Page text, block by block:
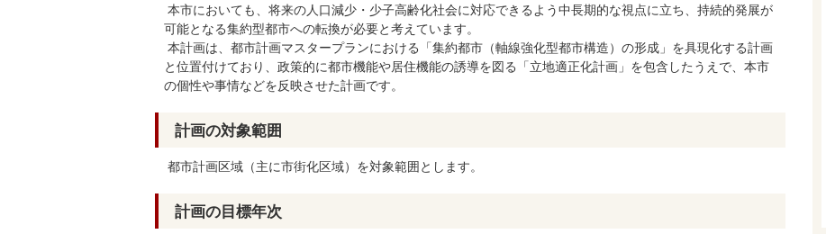
本市においても、将来の人口減少・少子高齢化社会に対応できるよう中長期的な視点に立ち、持続的発展が
可能となる集約型都市への転換が必要と考えています。
本計画は、都市計画マスタープランにおける「集約都市（軸線強化型都市構造）の形成」を具現化する計画
と位置付けており、政策的に都市機能や居住機能の誘導を図る「立地適正化計画」を包含したうえで、本市
の個性や事情などを反映させた計画です。
計画の対象範囲
都市計画区域（主に市街化区域）を対象範囲とします。
計画の目標年次